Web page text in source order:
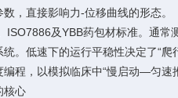
直接影响力-位移曲线的形态。
及YBB​药包材标准。通常
低速下的运行平稳性决定了“爬
，以模拟临床中“慢启动—匀速
心